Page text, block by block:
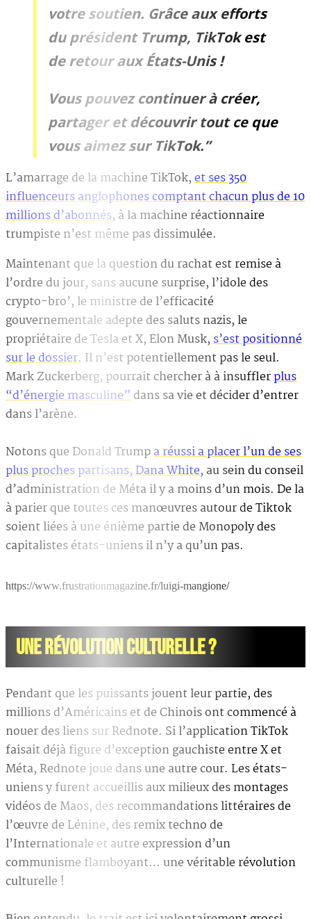
votre soutien. Grâce aux efforts
du président Trump, TikTok est
de retour aux États-Unis !
Vous pouvez continuer à créer,
partager et découvrir tout ce que
vous aimez sur TikTok.”
L’amarrage de la machine TikTok,et ses 350
influenceurs anglophones comptant chacun plus de 10
millions d’abonnés, à la machine réactionnaire
trumpiste n’est même pas dissimulée.
Maintenant que la question du rachat est remise à
l’ordre du jour, sans aucune surprise, l’idole des
crypto-bro’, le ministre de l’efficacité
gouvernementale adepte des saluts nazis, le
propriétaire de Tesla et X, Elon Musk,s’est positionné
sur le dossier.Il n’est potentiellement pas le seul.
Mark Zuckerberg, pourrait chercher à à insufflerplus
“d’énergie masculine”dans sa vie et décider d’entrer
dans l’arène.
Notons que Donald Trumpa réussi a placer l’un de ses
plus proches partisans, Dana White, au sein du conseil
d’administration de Méta il y a moins d’un mois. De la
à parier que toutes ces manœuvres autour de Tiktok
soient liées à une énième partie de Monopoly des
capitalistes états-uniens il n’y a qu’un pas.
https://www.frustrationmagazine.fr/luigi-mangione/
UNE RÉVOLUTION CULTURELLE ?
Pendant que les puissants jouent leur partie, des
millions d’Américains et de Chinois ont commencé à
nouer des liens sur Rednote. Si l’application TikTok
faisait déjà figure d’exception gauchiste entre X et
Méta, Rednote joue dans une autre cour. Les états-
uniens y furent accueillis aux milieux des montages
vidéos de Maos, des recommandations littéraires de
l’œuvre de Lénine, des remix techno de
l’Internationale et autre expression d’un
communisme flamboyant… une véritable révolution
culturelle !